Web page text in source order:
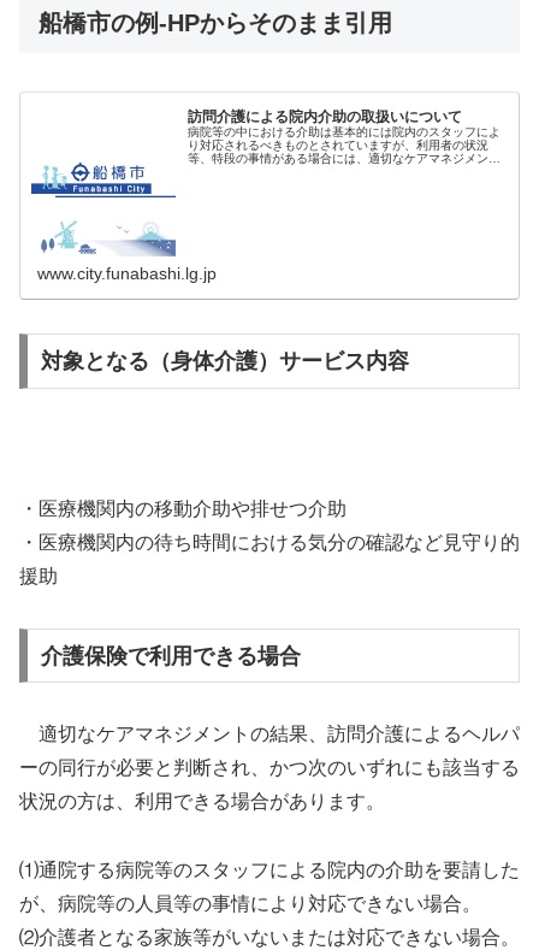
船橋市の例-HPからそのまま引用
訪問介護による院内介助の取扱いについて
病院等の中における介助は基本的には院内のスタッフによ
り対応されるべきものとされていますが、利用者の状況
等、特段の事情がある場合には、適切なケアマネジメント
www.city.funabashi.lg.jp
対象となる（身体介護）サービス内容
・医療機関内の移動介助や排せつ介助
・医療機関内の待ち時間における気分の確認など見守り的
援助
介護保険で利用できる場合
適切なケアマネジメントの結果、訪問介護によるヘルパ
ーの同行が必要と判断され、かつ次のいずれにも該当する
状況の方は、利用できる場合があります。
⑴通院する病院等のスタッフによる院内の介助を要請した
が、病院等の人員等の事情により対応できない場合。
⑵介護者となる家族等がいないまたは対応できない場合。